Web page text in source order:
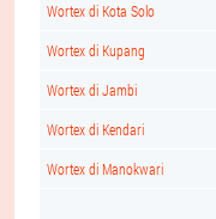
Wortex di Kota Solo
Wortex di Kupang
Wortex di Jambi
Wortex di Kendari
Wortex di Manokwari